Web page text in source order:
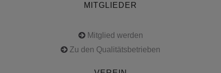
MITGLIEDER
Mitglied werden
Zu den Qualitätsbetrieben